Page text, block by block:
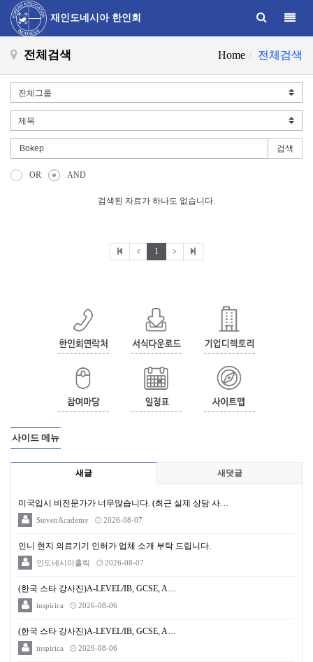
재인도네시아 한인회
전체검색 Home 전체검색
검색
OR AND
검색된 자료가 하나도 없습니다.
1
사이드 메뉴
새글 새댓글
미국입시 비전문가가 너무많습니다. (최근 실제 상담 사…
StevenAcademy 2026-08-07
인니 현지 의료기기 인허가 업체 소개 부탁 드립니다.
인도네시아홀릭 2026-08-07
(한국 스타 강사진)A-LEVEL/IB, GCSE, A…
inspirica 2026-08-06
(한국 스타 강사진)A-LEVEL/IB, GCSE, A…
inspirica 2026-08-06